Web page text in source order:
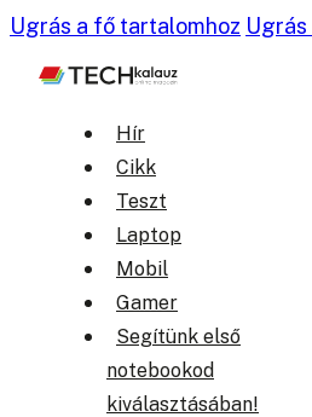
Ugrás a fő tartalomhoz
Hír
Cikk
Teszt
Laptop
Mobil
Gamer
Segítünk első
notebookod
kiválasztásában!